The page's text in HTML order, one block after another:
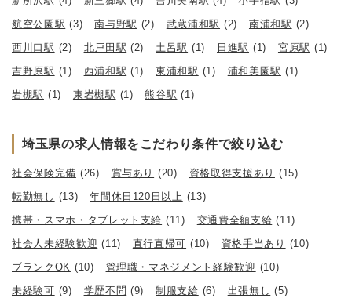
航空公園駅 (3) 南与野駅 (2) 武蔵浦和駅 (2) 南浦和駅 (2)
西川口駅 (2) 北戸田駅 (2) 土呂駅 (1) 日進駅 (1) 宮原駅 (1)
吉野原駅 (1) 西浦和駅 (1) 東浦和駅 (1) 浦和美園駅 (1)
岩槻駅 (1) 東岩槻駅 (1) 熊谷駅 (1)
埼玉県の求人情報をこだわり条件で絞り込む
社会保険完備 (26) 賞与あり (20) 資格取得支援あり (15)
転勤無し (13) 年間休日120日以上 (13)
携帯・スマホ・タブレット支給 (11) 交通費全額支給 (11)
社会人未経験歓迎 (11) 直行直帰可 (10) 資格手当あり (10)
ブランクOK (10) 管理職・マネジメント経験歓迎 (10)
未経験可 (9) 学歴不問 (9) 制服支給 (6) 出張無し (5)